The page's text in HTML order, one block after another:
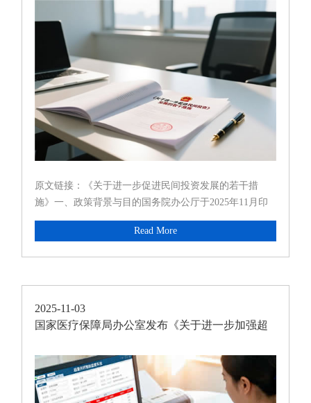
原文链接：《关于进一步促进民间投资发展的若干措
施》一、政策背景与目的国务院办公厅于2025年11月印
发的《关于进一步促进民间投资发展的若干措施》(以下
简称《若干措施》)是贯彻落实党中央、国务院关于促进
Read More
2025-11-03
国家医疗保障局办公室发布《关于进一步加强超